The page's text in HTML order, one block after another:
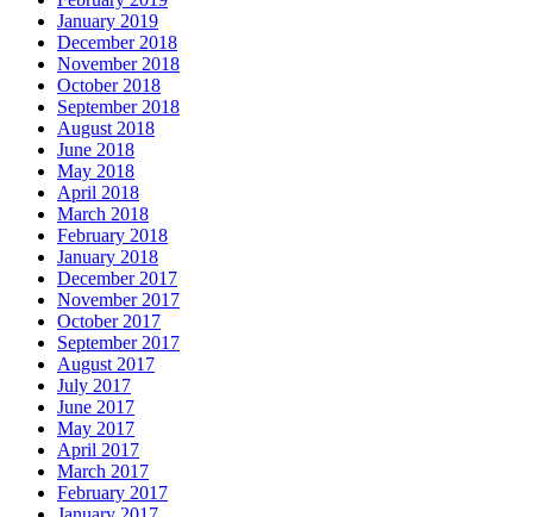
January 2019
December 2018
November 2018
October 2018
September 2018
August 2018
June 2018
May 2018
April 2018
March 2018
February 2018
January 2018
December 2017
November 2017
October 2017
September 2017
August 2017
July 2017
June 2017
May 2017
April 2017
March 2017
February 2017